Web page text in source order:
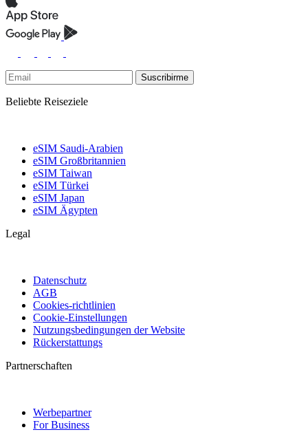
Suscribirme
Beliebte Reiseziele
eSIM Saudi-Arabien
eSIM Großbritannien
eSIM Taiwan
eSIM Türkei
eSIM Japan
eSIM Ägypten
Legal
Datenschutz
AGB
Cookies-richtlinien
Cookie-Einstellungen
Nutzungsbedingungen der Website
Rückerstattungs
Partnerschaften
Werbepartner
For Business